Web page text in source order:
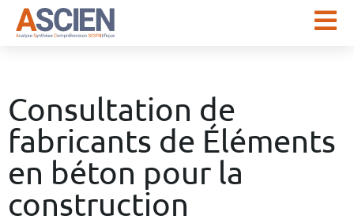
Consultation de
fabricants de Éléments
en béton pour la
construction